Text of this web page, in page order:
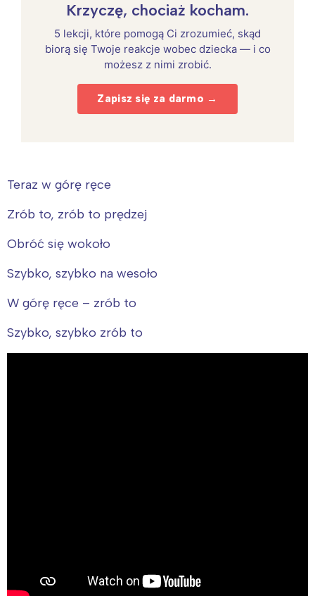
Krzyczę, chociaż kocham.
5 lekcji, które pomogą Ci zrozumieć, skąd
biorą się Twoje reakcje wobec dziecka — i co
możesz z nimi zrobić.
Zapisz się za darmo →
Teraz w górę ręce
Zrób to, zrób to prędzej
Obróć się wokoło
Szybko, szybko na wesoło
W górę ręce – zrób to
Szybko, szybko zrób to